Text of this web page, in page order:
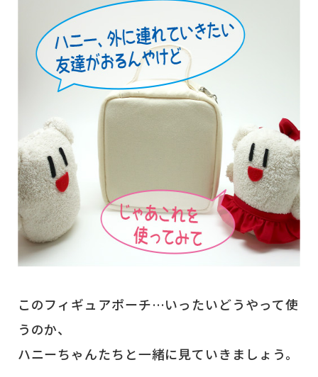
このフィギュアポーチ…いったいどうやって使
うのか、
ハニーちゃんたちと一緒に見ていきましょう。